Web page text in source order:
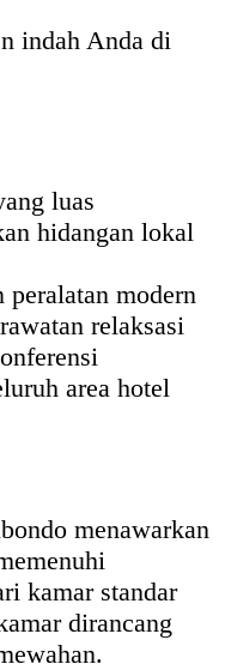
indah Anda di
luas
hidangan lokal
peralatan modern
relaksasi
area hotel
menawarkan
kamar standar
dirancang